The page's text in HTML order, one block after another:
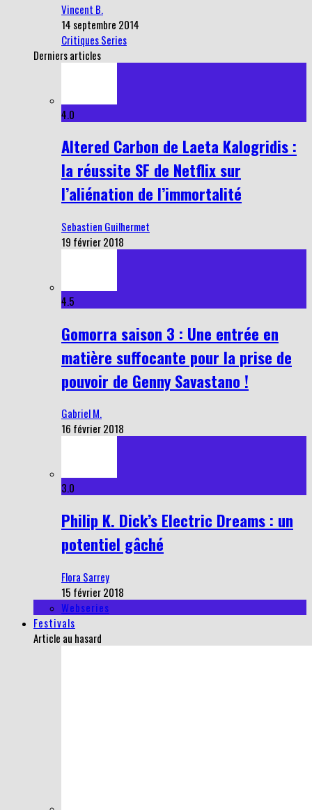
Vincent B.
14 septembre 2014
Critiques Series
Derniers articles
4.0
Altered Carbon de Laeta Kalogridis :
la réussite SF de Netflix sur
l’aliénation de l’immortalité
Sebastien Guilhermet
19 février 2018
4.5
Gomorra saison 3 : Une entrée en
matière suffocante pour la prise de
pouvoir de Genny Savastano !
Gabriel M.
16 février 2018
3.0
Philip K. Dick’s Electric Dreams : un
potentiel gâché
Flora Sarrey
15 février 2018
Webseries
Festivals
Article au hasard